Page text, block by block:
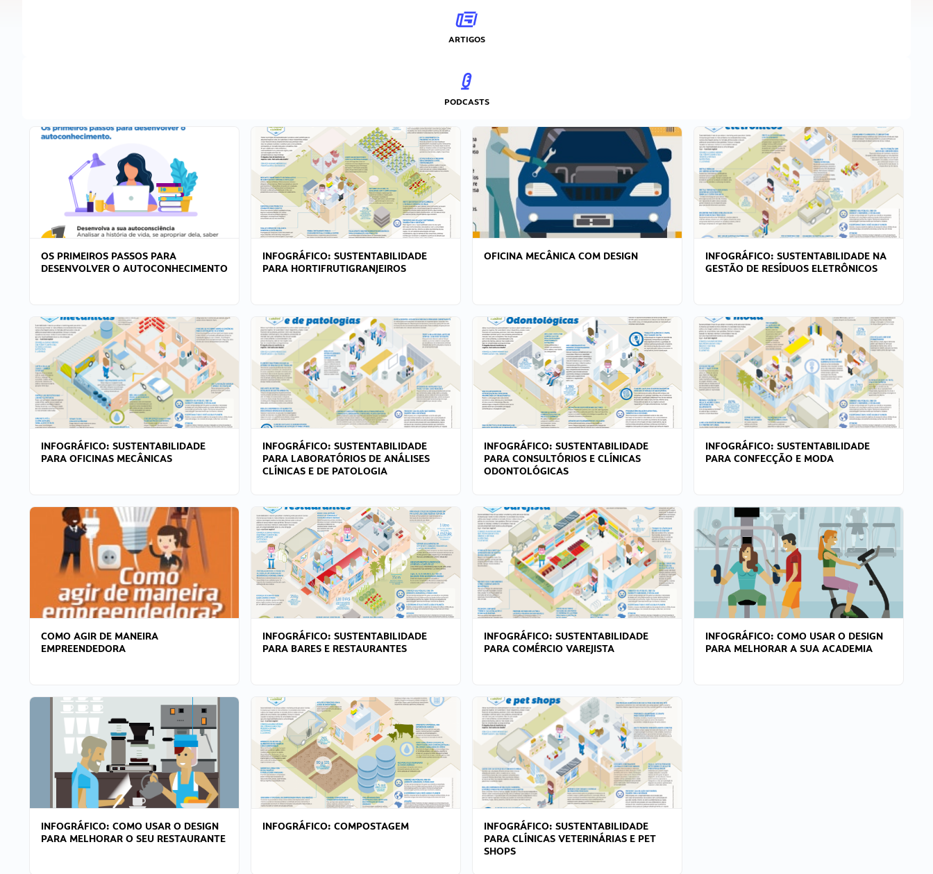
ARTIGOS
PODCASTS
OS PRIMEIROS PASSOS PARA
DESENVOLVER O AUTOCONHECIMENTO
INFOGRÁFICO: SUSTENTABILIDADE
PARA HORTIFRUTIGRANJEIROS
OFICINA MECÂNICA COM DESIGN
INFOGRÁFICO: SUSTENTABILIDADE NA
GESTÃO DE RESÍDUOS ELETRÔNICOS
INFOGRÁFICO: SUSTENTABILIDADE
PARA OFICINAS MECÂNICAS
INFOGRÁFICO: SUSTENTABILIDADE
PARA LABORATÓRIOS DE ANÁLISES
CLÍNICAS E DE PATOLOGIA
INFOGRÁFICO: SUSTENTABILIDADE
PARA CONSULTÓRIOS E CLÍNICAS
ODONTOLÓGICAS
INFOGRÁFICO: SUSTENTABILIDADE
PARA CONFECÇÃO E MODA
COMO AGIR DE MANEIRA
EMPREENDEDORA
INFOGRÁFICO: SUSTENTABILIDADE
PARA BARES E RESTAURANTES
INFOGRÁFICO: SUSTENTABILIDADE
PARA COMÉRCIO VAREJISTA
INFOGRÁFICO: COMO USAR O DESIGN
PARA MELHORAR A SUA ACADEMIA
INFOGRÁFICO: COMO USAR O DESIGN
PARA MELHORAR O SEU RESTAURANTE
INFOGRÁFICO: COMPOSTAGEM
INFOGRÁFICO: SUSTENTABILIDADE
PARA CLÍNICAS VETERINÁRIAS E PET
SHOPS